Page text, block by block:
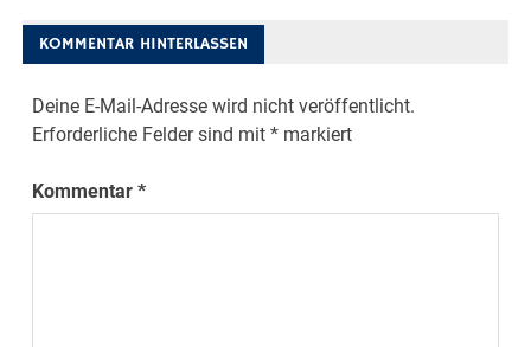
KOMMENTAR HINTERLASSEN
Deine E-Mail-Adresse wird nicht veröffentlicht.
Erforderliche Felder sind mit* markiert
Kommentar*